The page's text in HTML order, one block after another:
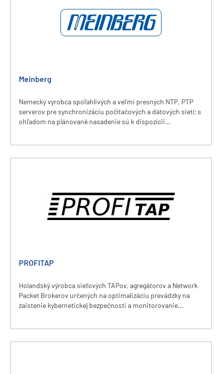
Meinberg
Nemecký výrobca spoľahlivých a veľmi presných NTP, PTP
serverov pre synchronizáciu počítačových a dátových sietí; s
ohľadom na plánované nasadenie sú k dispozícii
PROFITAP
Holandský výrobca sieťových TAPov, agregátorov a Network
Packet Brokerov určených na optimalizáciu prevádzky na
zaistenie kybernetickej bezpečnosti a monitorovanie